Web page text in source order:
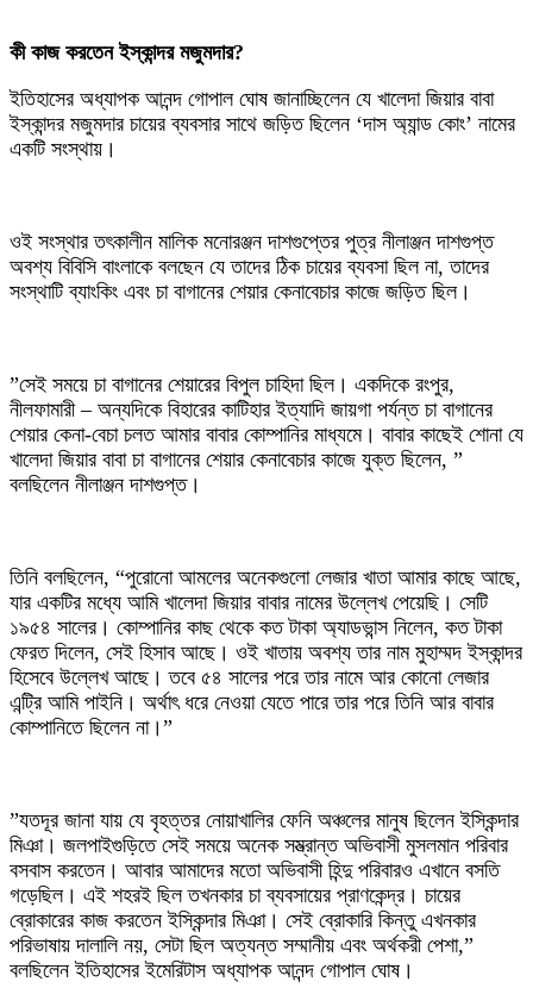
‎কী কাজ করতেন ইস্কান্দর মজুমদার?
‎ইতিহাসের অধ্যাপক আনন্দ গোপাল ঘোষ জানাচ্ছিলেন যে খালেদা জিয়ার বাবা
ইস্কান্দর মজুমদার চায়ের ব্যবসার সাথে জড়িত ছিলেন ‘দাস অ্যান্ড কোং’ নামের
একটি সংস্থায়।
‎ওই সংস্থার তৎকালীন মালিক মনোরঞ্জন দাশগুপ্তের পুত্র নীলাঞ্জন দাশগুপ্ত
অবশ্য বিবিসি বাংলাকে বলছেন যে তাদের ঠিক চায়ের ব্যবসা ছিল না, তাদের
সংস্থাটি ব্যাংকিং এবং চা বাগানের শেয়ার কেনাবেচার কাজে জড়িত ছিল।
‎”সেই সময়ে চা বাগানের শেয়ারের বিপুল চাহিদা ছিল। একদিকে রংপুর,
নীলফামারী – অন্যদিকে বিহারের কাটিহার ইত্যাদি জায়গা পর্যন্ত চা বাগানের
শেয়ার কেনা-বেচা চলত আমার বাবার কোম্পানির মাধ্যমে। বাবার কাছেই শোনা যে
খালেদা জিয়ার বাবা চা বাগানের শেয়ার কেনাবেচার কাজে যুক্ত ছিলেন, ”
বলছিলেন নীলাঞ্জন দাশগুপ্ত।
‎তিনি বলছিলেন, “পুরোনো আমলের অনেকগুলো লেজার খাতা আমার কাছে আছে,
যার একটির মধ্যে আমি খালেদা জিয়ার বাবার নামের উল্লেখ পেয়েছি। সেটি
১৯৫৪ সালের। কোম্পানির কাছ থেকে কত টাকা অ্যাডভান্স নিলেন, কত টাকা
ফেরত দিলেন, সেই হিসাব আছে। ওই খাতায় অবশ্য তার নাম মুহাম্মদ ইস্কান্দর
হিসেবে উল্লেখ আছে। তবে ৫৪ সালের পরে তার নামে আর কোনো লেজার
এন্ট্রি আমি পাইনি। অর্থাৎ ধরে নেওয়া যেতে পারে তার পরে তিনি আর বাবার
কোম্পানিতে ছিলেন না।”
‎”যতদূর জানা যায় যে বৃহত্তর নোয়াখালির ফেনি অঞ্চলের মানুষ ছিলেন ইস্কিন্দার
মিঞা। জলপাইগুড়িতে সেই সময়ে অনেক সম্ভ্রান্ত অভিবাসী মুসলমান পরিবার
বসবাস করতেন। আবার আমাদের মতো অভিবাসী হিন্দু পরিবারও এখানে বসতি
গড়েছিল। এই শহরই ছিল তখনকার চা ব্যবসায়ের প্রাণকেন্দ্র। চায়ের
ব্রোকারের কাজ করতেন ইস্কিন্দার মিঞা। সেই ব্রোকারি কিন্তু এখনকার
পরিভাষায় দালালি নয়, সেটা ছিল অত্যন্ত সম্মানীয় এবং অর্থকরী পেশা,”
বলছিলেন ইতিহাসের ইমেরিটাস অধ্যাপক আনন্দ গোপাল ঘোষ।